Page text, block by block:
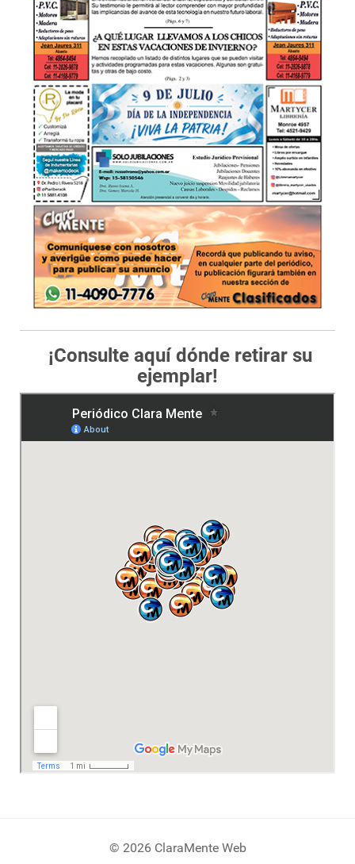
¡Consulte aquí dónde retirar su
ejemplar!
© 2026 ClaraMente Web